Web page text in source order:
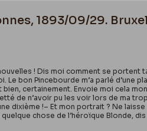
1893/09/29.
! Dis moi comment se portent
bon Pincebourde m’a parlé d’une
certainement. Envoie moi cela
de n’avoir pu les voir lors de ma
dixième !– Et mon portrait ? Ne
chose de l’héroïque Blonde,